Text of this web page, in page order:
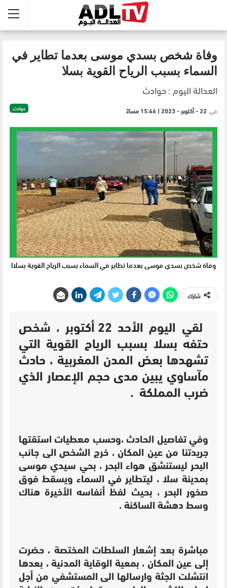
وفاة شخص بسدي موسى بعدما تطاير في
السماء بسبب الرياح القوية بسلا
العدالة اليوم : حوادث
حوادث في 22 - أكتوبر - 2023 | 15:46 مساءً
وفاة شخص بسدي موسى بعدما تطاير في السماء بسبب الرياح القوية بسلاا
شارك
لقي اليوم الأحد 22 أكتوبر ، شخص
حتفه بسلا بسبب الرياح القوية التي
تشهدها بعض المدن المغربية ، حادث
مآساوي يبين مدى حجم الإعصار الذي
ضرب المملكة .
وفي تفاصيل الحادث ،وحسب معطيات استقتها
جريدتنا من عين المكان ، خرج الشخص الى جانب
البحر ليستنشق هواء البحر ، بحي سيدي موسى
بمدينة سلا ، ليتطاير في السماء ويسقط فوق
صخور البحر ، بحيث لفظ أنفاسه الأخيرة هناك
وسط دهشة الساكنة .
مباشرة بعد إشعار السلطات المختصة ، حضرت
إلى عين المكان ، بمعية الوقاية المدنية ، بعدها
انتشلت الجثة وارسالها الى المستشفي من أجل